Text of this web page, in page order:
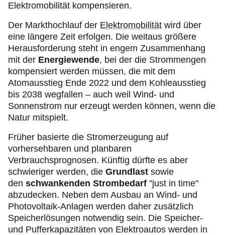
Elektromobilität kompensieren.
Der Markthochlauf der Elektromobilität wird über
eine längere Zeit erfolgen. Die weitaus größere
Herausforderung steht in engem Zusammenhang
mit der Energiewende, bei der die Strommengen
kompensiert werden müssen, die mit dem
Atomausstieg Ende 2022 und dem Kohleausstieg
bis 2038 wegfallen – auch weil Wind- und
Sonnenstrom nur erzeugt werden können, wenn die
Natur mitspielt.
Früher basierte die Stromerzeugung auf
vorhersehbaren und planbaren
Verbrauchsprognosen. Künftig dürfte es aber
schwieriger werden, die Grundlast sowie
den schwankenden Strombedarf "just in time"
abzudecken. Neben dem Ausbau an Wind- und
Photovoltaik-Anlagen werden daher zusätzlich
Speicherlösungen notwendig sein. Die Speicher-
und Pufferkapazitäten von Elektroautos werden in